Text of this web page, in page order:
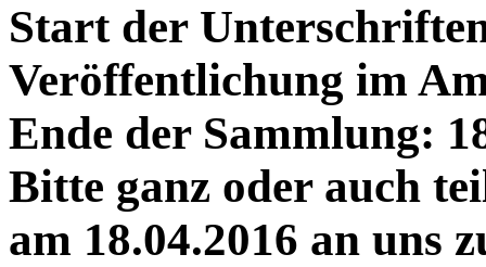
Start der
Veröffentlichung im
Ende der Sammlung:
Bitte ganz oder auch
am 18.04.2016 an uns